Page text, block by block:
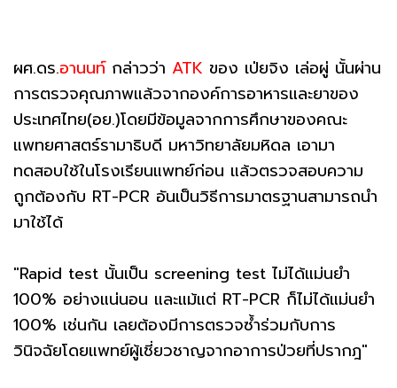
ผศ.ดร.อานนท์ กล่าวว่า ATK ของ เป่ยจิง เล่อผู่ นั้นผ่าน
การตรวจคุณภาพแล้วจากองค์การอาหารและยาของ
ประเทศไทย(อย.)โดยมีข้อมูลจากการศึกษาของคณะ
แพทยศาสตร์รามาธิบดี มหาวิทยาลัยมหิดล เอามา
ทดสอบใช้ในโรงเรียนแพทย์ก่อน แล้วตรวจสอบความ
ถูกต้องกับ RT-PCR อันเป็นวิธีการมาตรฐานสามารถนำ
มาใช้ได้
"Rapid test นั้นเป็น screening test ไม่ได้แม่นยำ
100% อย่างแน่นอน และแม้แต่ RT-PCR ก็ไม่ได้แม่นยำ
100% เช่นกัน เลยต้องมีการตรวจซ้ำร่วมกับการ
วินิจฉัยโดยแพทย์ผู้เชี่ยวชาญจากอาการป่วยที่ปรากฎ"